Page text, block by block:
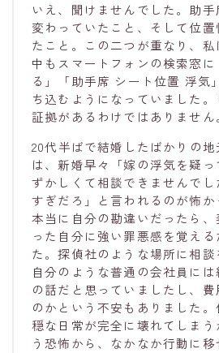
いえ、聞けませんでした。助
変わっていたこと、そして位
たこと。この二つが重なり、
中もスマートフォンの検索窓
る」「助手席 シート位置 浮気
ち込むようになっていました
証拠があるわけではありません
20代半ばで結婚したばかりの
は、新婚早々「嫁の浮気を疑
ずかしくて相談できませんで
すぎだろ」と言われるのが怖か
本当に自分の勘違いだったら
った自分に強い罪悪感を覚え
た。探偵社のような場所に相談
自分のような普通の会社員に
の話だと思っていましたし、
のかという不安もありました
穏な日常が完全に壊れてしま
う恐怖から、なかなか行動に移